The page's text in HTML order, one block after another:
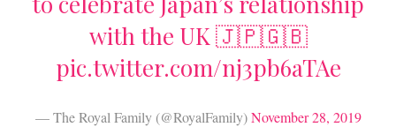
with the UK 🇯🇵🇬🇧
pic.twitter.com/nj3pb6aTAe
— The Royal Family (@RoyalFamily)November 28, 2019